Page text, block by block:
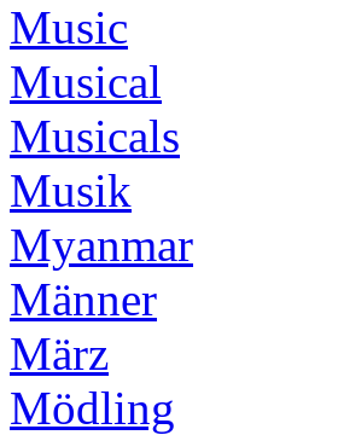
Music
Musical
Musicals
Musik
Myanmar
Männer
März
Mödling